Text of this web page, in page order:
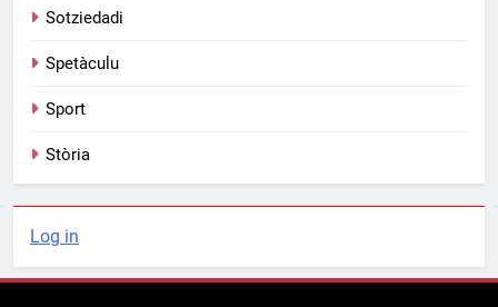
Sotziedadi
Spetàculu
Sport
Stòria
Log in